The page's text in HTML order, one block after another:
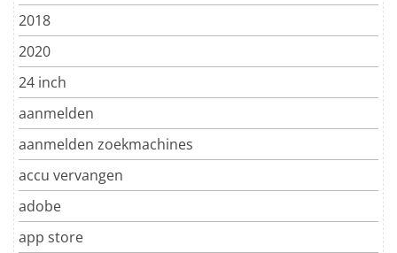
2018
2020
24 inch
aanmelden
aanmelden zoekmachines
accu vervangen
adobe
app store